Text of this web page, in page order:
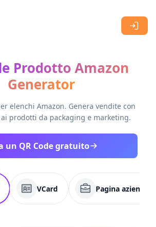
Prodotto Amazon
Generator
elenchi Amazon. Genera vendite con
ai prodotti da packaging e marketing.
un QR Code gratuito
VCard Pagina aziendale